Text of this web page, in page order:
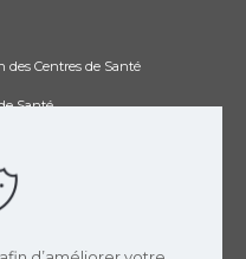
des Centres de Santé
Santé
Rey